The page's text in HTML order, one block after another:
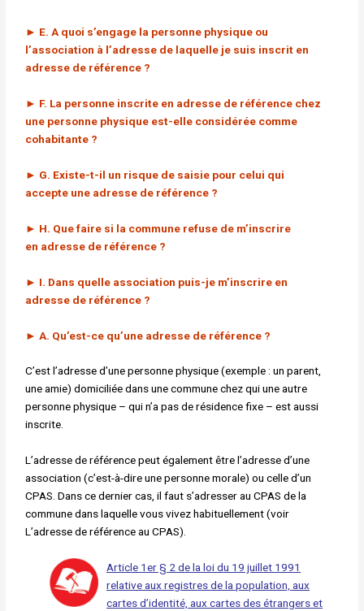
► E. A quoi s’engage la personne physique ou
l’association à l’adresse de laquelle je suis inscrit en
adresse de référence ?
► F. La personne inscrite en adresse de référence chez
une personne physique est-elle considérée comme
cohabitante ?
► G. Existe-t-il un risque de saisie pour celui qui
accepte une adresse de référence ?
► H. Que faire si la commune refuse de m’inscrire
en adresse de référence ?
► I. Dans quelle association puis-je m’inscrire en
adresse de référence ?
►A. Qu’est-ce qu’une adresse de référence ?
C’est l’adresse d’une personne physique (exemple : un parent,
une amie) domiciliée dans une commune chez qui une autre
personne physique – qui n’a pas de résidence fixe – est aussi
inscrite.
L’adresse de référence peut également être l’adresse d’une
association (c’est-à-dire une personne morale) ou celle d’un
CPAS. Dans ce dernier cas, il faut s’adresser au CPAS de la
commune dans laquelle vous vivez habituellement (voir
L’adresse de référence au CPAS).
Article 1er § 2 de la loi du 19 juillet 1991
relative aux registres de la population, aux
cartes d’identité, aux cartes des étrangers et